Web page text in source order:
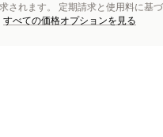
されます。 定期請求と使用料に基づ
すべての価格オプションを見る